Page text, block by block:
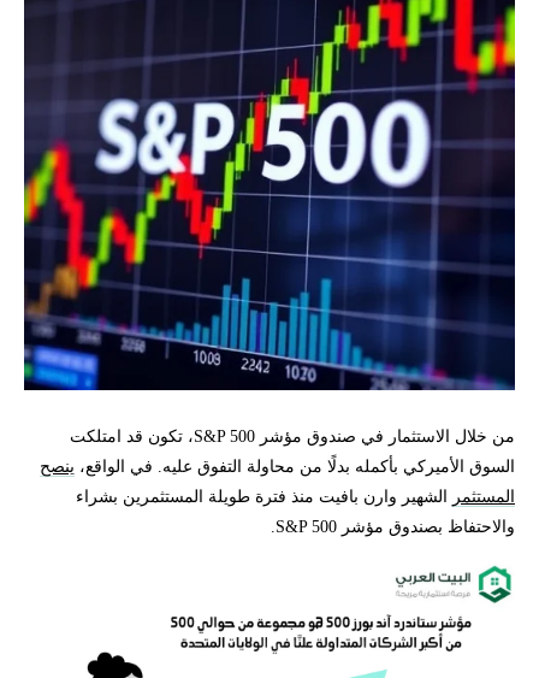
من خلال الاستثمار في صندوق مؤشر S&P 500، تكون قد امتلكت
السوق الأميركي بأكمله بدلًا من محاولة التفوق عليه. في الواقع، ينصح
المستثمر الشهير وارن بافيت منذ فترة طويلة المستثمرين بشراء
والاحتفاظ بصندوق مؤشر S&P 500.